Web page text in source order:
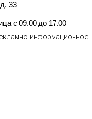
33
с 09.00 до 17.00
информационное